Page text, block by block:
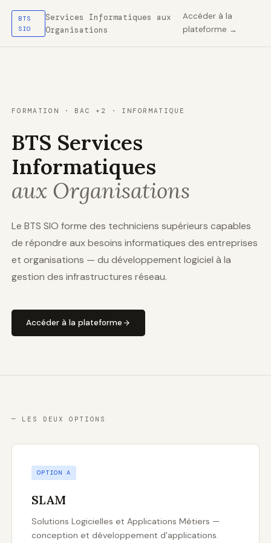
BTS
SIO
Services Informatiques aux
Organisations
Accéder à la
plateforme →
FORMATION · BAC +2 · INFORMATIQUE
BTS Services
Informatiques
aux Organisations
Le BTS SIO forme des techniciens supérieurs capables
de répondre aux besoins informatiques des entreprises
et organisations — du développement logiciel à la
gestion des infrastructures réseau.
Accéder à la plateforme
— LES DEUX OPTIONS
OPTION A
SLAM
Solutions Logicielles et Applications Métiers —
conception et développement d'applications.